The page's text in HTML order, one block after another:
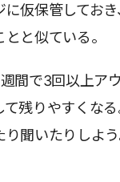
に仮保管してお
と似ている。
間で3回以上ア
て残りやすくな
聞いたりしよう